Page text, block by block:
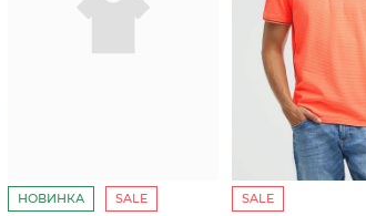
НОВИНКА SALE SALE